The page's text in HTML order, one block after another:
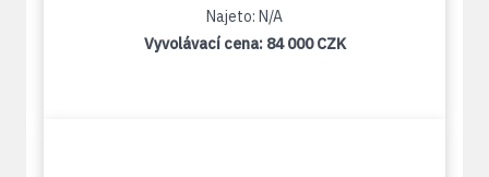
Najeto: N/A
Vyvolávací cena: 84 000 CZK